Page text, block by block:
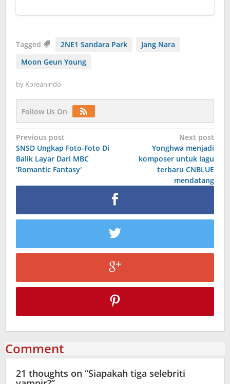
Tagged 2NE1 Sandara Park
Jang Nara
Moon Geun Young
by Koreanindo
Follow Us On
Post
navigation
Previous post
SNSD Ungkap Foto-Foto Di
Balik Layar Dari MBC
'Romantic Fantasy'
Next post
Yonghwa menjadi
komposer untuk lagu
terbaru CNBLUE
mendatang
Comment
21 thoughts on “Siapakah tiga selebriti